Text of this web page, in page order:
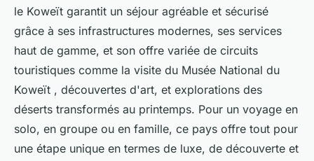
le Koweït garantit un séjour agréable et sécurisé
grâce à ses infrastructures modernes, ses services
haut de gamme, et son offre variée de circuits
touristiques comme la visite du Musée National du
Koweït , découvertes d'art, et explorations des
déserts transformés au printemps. Pour un voyage en
solo, en groupe ou en famille, ce pays offre tout pour
une étape unique en termes de luxe, de découverte et